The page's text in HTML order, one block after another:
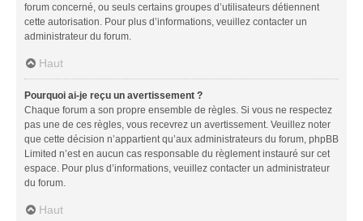
forum concerné, ou seuls certains groupes d’utilisateurs détiennent
cette autorisation. Pour plus d’informations, veuillez contacter un
administrateur du forum.
Haut
Pourquoi ai-je reçu un avertissement ?
Chaque forum a son propre ensemble de règles. Si vous ne respectez
pas une de ces règles, vous recevrez un avertissement. Veuillez noter
que cette décision n’appartient qu’aux administrateurs du forum, phpBB
Limited n’est en aucun cas responsable du règlement instauré sur cet
espace. Pour plus d’informations, veuillez contacter un administrateur
du forum.
Haut